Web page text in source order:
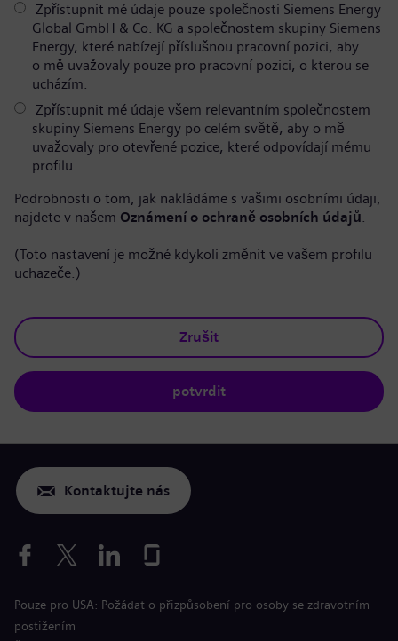
Zpřístupnit mé údaje pouze společnosti Siemens Energy
Global GmbH & Co. KG a společnostem skupiny Siemens
Energy, které nabízejí příslušnou pracovní pozici, aby
o mě uvažovaly pouze pro pracovní pozici, o kterou se
ucházím.
Zpřístupnit mé údaje všem relevantním společnostem
skupiny Siemens Energy po celém světě, aby o mě
uvažovaly pro otevřené pozice, které odpovídají mému
profilu.
Podrobnosti o tom, jak nakládáme s vašimi osobními údaji,
najdete v našem Oznámení o ochraně osobních údajů.
(Toto nastavení je možné kdykoli změnit ve vašem profilu
uchazeče.)
Zrušit
potvrdit
Kontaktujte nás
Pouze pro USA: Požádat o přizpůsobení pro osoby se zdravotním
postižením